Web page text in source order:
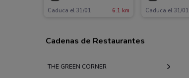
Caduca el 31/01 6.1 km Caduca el 31/01
Cadenas de Restaurantes
THE GREEN CORNER